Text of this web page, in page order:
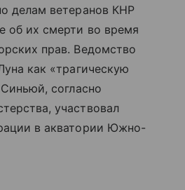
делам ветеранов КНР
об их смерти во время
прав. Ведомство
как «трагическую
согласно
участвовал
в акватории Южно-